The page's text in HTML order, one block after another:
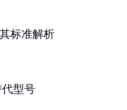
标准解析
代型号